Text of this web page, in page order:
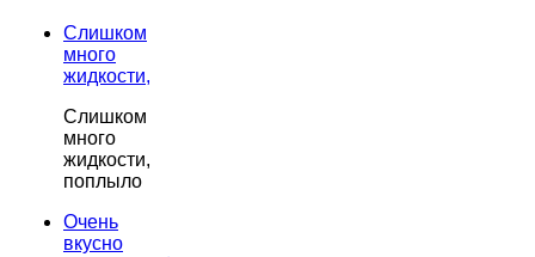
Слишком
много
жидкости,
Слишком
много
жидкости,
поплыло
Очень
вкусно